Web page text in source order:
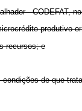
- CODEFAT,
produtivo
recursos; e
de que